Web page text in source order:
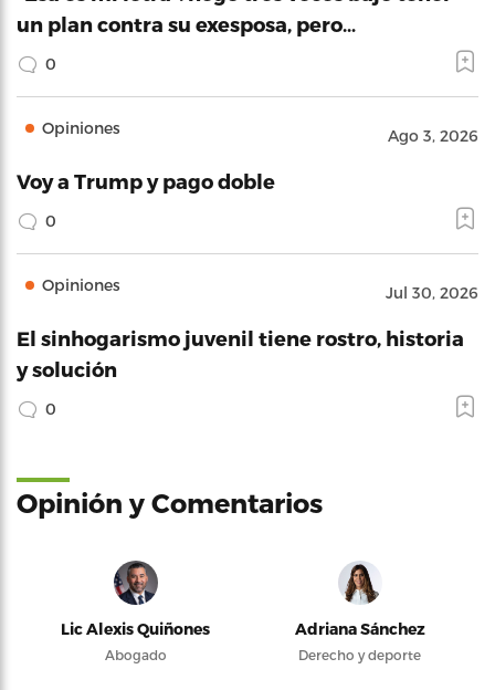
un plan contra su exesposa, pero…
0
Opiniones Ago 3, 2026
Voy a Trump y pago doble
0
Opiniones Jul 30, 2026
El sinhogarismo juvenil tiene rostro, historia
y solución
0
Opinión y Comentarios
Lic Alexis Quiñones
Abogado
Adriana Sánchez
Derecho y deporte